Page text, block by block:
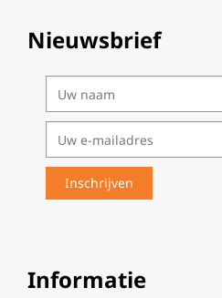
Nieuwsbrief
Informatie